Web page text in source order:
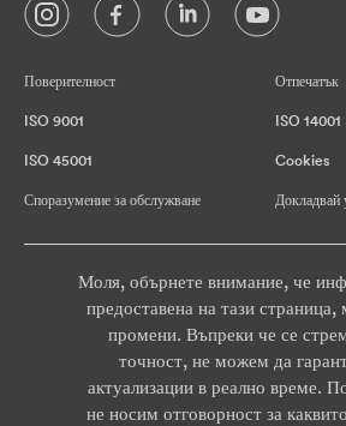
Поверителност Отпечатък
ISO 9001 ISO 14001
ISO 45001 Cookies
Споразумение за обслужване Докладвай
Моля, обърнете внимание, че
предоставена на тази страница,
промени. Въпреки че се
точност, не можем да
актуализации в реално време.
не носим отговорност за